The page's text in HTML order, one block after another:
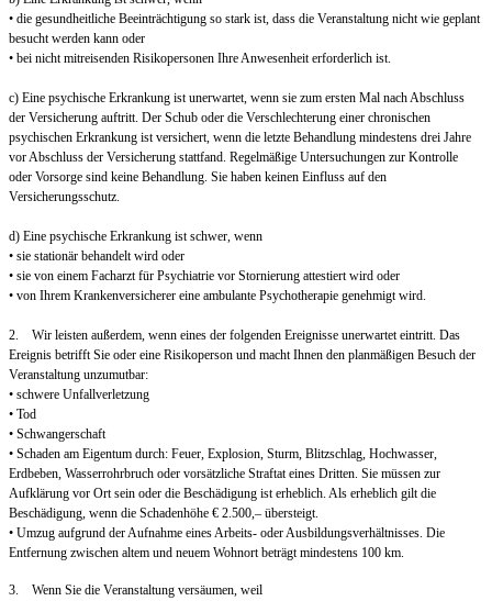
• die gesundheitliche Beeinträchtigung so stark ist, dass die Veranstaltung nicht wie geplant
besucht werden kann oder
• bei nicht mitreisenden Risikopersonen Ihre Anwesenheit erforderlich ist.
c) Eine psychische Erkrankung ist unerwartet, wenn sie zum ersten Mal nach Abschluss
der Versicherung auftritt. Der Schub oder die Verschlechterung einer chronischen
psychischen Erkrankung ist versichert, wenn die letzte Behandlung mindestens drei Jahre
vor Abschluss der Versicherung stattfand. Regelmäßige Untersuchungen zur Kontrolle
oder Vorsorge sind keine Behandlung. Sie haben keinen Einfluss auf den
Versicherungsschutz.
d) Eine psychische Erkrankung ist schwer, wenn
• sie stationär behandelt wird oder
• sie von einem Facharzt für Psychiatrie vor Stornierung attestiert wird oder
• von Ihrem Krankenversicherer eine ambulante Psychotherapie genehmigt wird.
2. Wir leisten außerdem, wenn eines der folgenden Ereignisse unerwartet eintritt. Das
Ereignis betrifft Sie oder eine Risikoperson und macht Ihnen den planmäßigen Besuch der
Veranstaltung unzumutbar:
• schwere Unfallverletzung
• Tod
• Schwangerschaft
• Schaden am Eigentum durch: Feuer, Explosion, Sturm, Blitzschlag, Hochwasser,
Erdbeben, Wasserrohrbruch oder vorsätzliche Straftat eines Dritten. Sie müssen zur
Aufklärung vor Ort sein oder die Beschädigung ist erheblich. Als erheblich gilt die
Beschädigung, wenn die Schadenhöhe € 2.500,– übersteigt.
• Umzug aufgrund der Aufnahme eines Arbeits- oder Ausbildungsverhältnisses. Die
Entfernung zwischen altem und neuem Wohnort beträgt mindestens 100 km.
3. Wenn Sie die Veranstaltung versäumen, weil